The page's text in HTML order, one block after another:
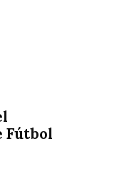
Fútbol